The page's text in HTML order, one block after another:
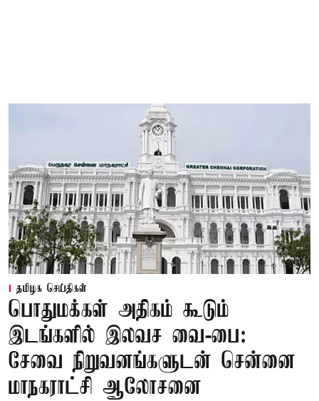
தமிழக செய்திகள்
பொதுமக்கள் அதிகம் கூடும்
இடங்களில் இலவச வை-பை:
சேவை நிறுவனங்களுடன் சென்னை
மாநகராட்சி ஆலோசனை